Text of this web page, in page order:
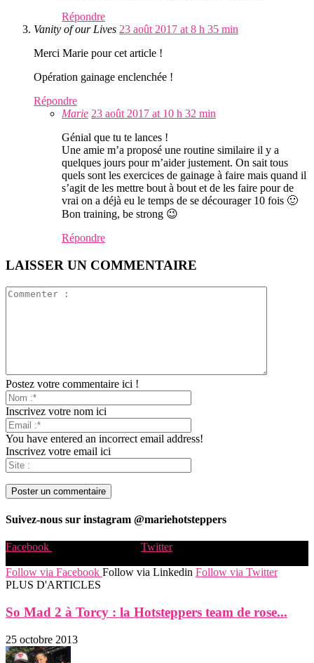
Répondre
Vanity of our Lives 23 août 2017 at 8 h 35 min
Merci Marie pour cet article !
Opération gainage enclenchée !
Répondre
Marie 23 août 2017 at 10 h 32 min
Génial que tu te lances !
Une amie m’a proposé une routine similaire il y a
quelques jours pour m’aider justement. On sait tous
quels sont les exercices de gainage à faire mais quand il
s’agit de les mettre bout à bout et de les faire pour de
vrai on a déjà eu le temps de se décourager 10 fois 🙂
Bon training, be strong 😉
Répondre
LAISSER UN COMMENTAIRE
Postez votre commentaire ici !
Inscrivez votre nom ici
You have entered an incorrect email address!
Inscrivez votre email ici
Suivez-nous sur instagram @mariehotsteppers
Facebook
Twitter
Follow via Facebook Follow via Linkedin Follow via Twitter
PLUS D'ARTICLES
So Mad 2 à Torcy : la Hotsteppers team de rose...
25 octobre 2013